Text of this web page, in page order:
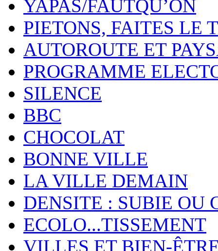
YAPAS/FAUTQU’ON
PIETONS, FAITES LE
AUTOROUTE ET
PROGRAMME
SILENCE
BBC
CHOCOLAT
BONNE VILLE
LA VILLE DEMAIN
DENSITE : SUBIE OU
ECOLO...TISSEMENT
VILLES ET BIEN-